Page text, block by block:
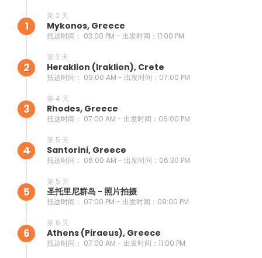
1
第 2 天
Mykonos, Greece
抵达时间： 03:00 PM - 出发时间：11:00 PM
2
第 3 天
Heraklion (iraklion), Crete
抵达时间： 09:00 AM - 出发时间：07:00 PM
3
第 4 天
Rhodes, Greece
抵达时间： 07:00 AM - 出发时间：06:00 PM
4
第 5 天
Santorini, Greece
抵达时间： 06:00 AM - 出发时间：06:30 PM
5
第 5 天
圣托里尼群岛 - 照片拍摄
抵达时间： 07:00 PM - 出发时间：09:00 PM
6
第 6 天
Athens (piraeus), Greece
抵达时间： 07:00 AM - 出发时间：11:00 PM